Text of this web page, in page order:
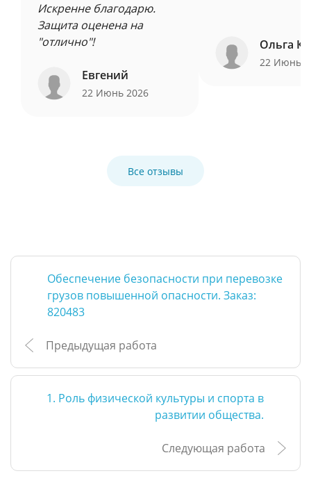
Искренне благодарю.
Защита оценена на
"отлично"!
Евгений
22 Июнь 2026
Ольга
22 Июнь
Все отзывы
Обеспечение безопасности при перевозке
грузов повышенной опасности. Заказ:
820483
Предыдущая работа
1. Роль физической культуры и спорта в
развитии общества.
Следующая работа